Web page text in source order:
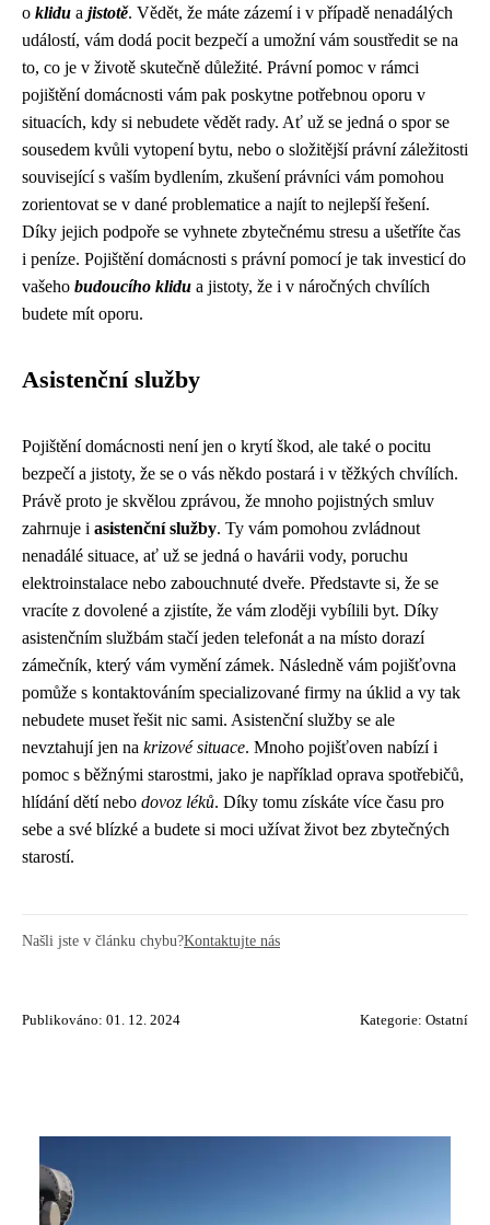
o klidu a jistotě. Vědět, že máte zázemí i v případě nenadálých
událostí, vám dodá pocit bezpečí a umožní vám soustředit se na
to, co je v životě skutečně důležité. Právní pomoc v rámci
pojištění domácnosti vám pak poskytne potřebnou oporu v
situacích, kdy si nebudete vědět rady. Ať už se jedná o spor se
sousedem kvůli vytopení bytu, nebo o složitější právní záležitosti
související s vaším bydlením, zkušení právníci vám pomohou
zorientovat se v dané problematice a najít to nejlepší řešení.
Díky jejich podpoře se vyhnete zbytečnému stresu a ušetříte čas
i peníze. Pojištění domácnosti s právní pomocí je tak investicí do
vašeho budoucího klidu a jistoty, že i v náročných chvílích
budete mít oporu.
Asistenční služby
Pojištění domácnosti není jen o krytí škod, ale také o pocitu
bezpečí a jistoty, že se o vás někdo postará i v těžkých chvílích.
Právě proto je skvělou zprávou, že mnoho pojistných smluv
zahrnuje i asistenční služby. Ty vám pomohou zvládnout
nenadálé situace, ať už se jedná o havárii vody, poruchu
elektroinstalace nebo zabouchnuté dveře. Představte si, že se
vracíte z dovolené a zjistíte, že vám zloději vybílili byt. Díky
asistenčním službám stačí jeden telefonát a na místo dorazí
zámečník, který vám vymění zámek. Následně vám pojišťovna
pomůže s kontaktováním specializované firmy na úklid a vy tak
nebudete muset řešit nic sami. Asistenční služby se ale
nevztahují jen na krizové situace. Mnoho pojišťoven nabízí i
pomoc s běžnými starostmi, jako je například oprava spotřebičů,
hlídání dětí nebo dovoz léků. Díky tomu získáte více času pro
sebe a své blízké a budete si moci užívat život bez zbytečných
starostí.
Našli jste v článku chybu?Kontaktujte nás
Publikováno: 01. 12. 2024 Kategorie: Ostatní